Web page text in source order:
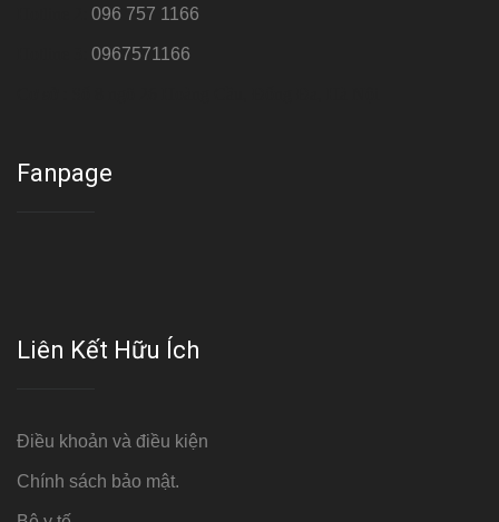
096 757 1166
0967571166
Fanpage
Liên Kết Hữu Ích
Điều khoản và điều kiện
Chính sách bảo mật.